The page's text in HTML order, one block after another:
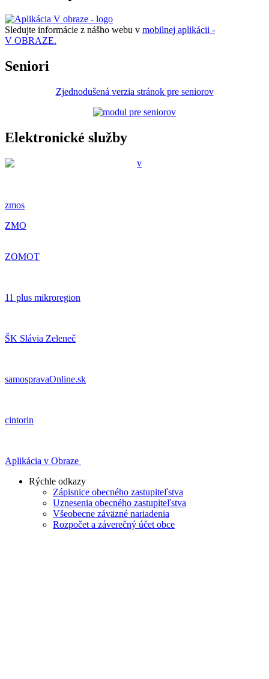
Sledujte informácie z nášho webu v mobilnej aplikácii -
V OBRAZE.
Seniori
Zjednodušená verzia stránok pre seniorov
Elektronické služby
zmos
ZMO
ZOMOT
11 plus mikroregion
ŠK Slávia Zeleneč
samospravaOnline.sk
cintorin
Aplikácia v Obraze
Rýchle odkazy
Zápisnice obecného zastupiteľstva
Uznesenia obecného zastupiteľstva
Všeobecne záväzné nariadenia
Rozpočet a záverečný účet obce